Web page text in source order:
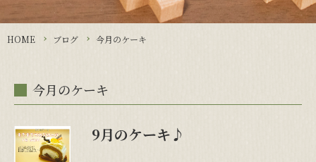
夕日の郷の
お菓子な日記
HOME ブログ 今月のケーキ
今月のケーキ
9月のケーキ♪